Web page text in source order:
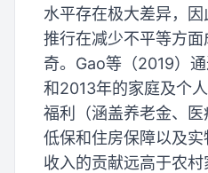
水平存在极大差异，
推行在减少不平等方
奇。Gao等（2019）
和2013年的家庭及个
福利（涵盖养老金、医
低保和住房保障以及
收入的贡献远高于农